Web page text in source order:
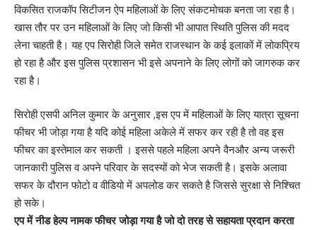
विकसित राजकॉप सिटीजन ऐप महिलाओं के लिए संकटमोचक बनता जा रहा है।
खास तौर पर उन महिलाओं के लिए जो किसी भी आपात स्थिति पुलिस की मदद
लेना चाहती है। यह एप सिरोही जिले समेत राजस्थान के कई इलाकों में लोकप्रिय
हो रहा है और इस पुलिस प्रशासन भी इसे अपनाने के लिए लोगों को जागरुक कर
रहा है।
सिरोही एसपी अनिल कुमार के अनुसार ,इस एप में महिलाओं के लिए यात्रा सूचना
फीचर भी जोड़ा गया है यदि कोई महिला अकेले में सफर कर रही है तो वह इस
फीचर का इस्तेमाल कर सकती । इससे पहले महिला अपने वैनऔर अन्य जरूरी
जानकारी पुलिस व अपने परिवार के सदस्यों को भेज सकती है। इसके अलावा
सफर के दौरान फोटो व वीडियो में अपलोड कर सकते है जिससे सुरक्षा से निश्चित
हो सके।
एप में नीड हेल्प नामक फीचर जोड़ा गया है जो दो तरह से सहायता प्रदान करता